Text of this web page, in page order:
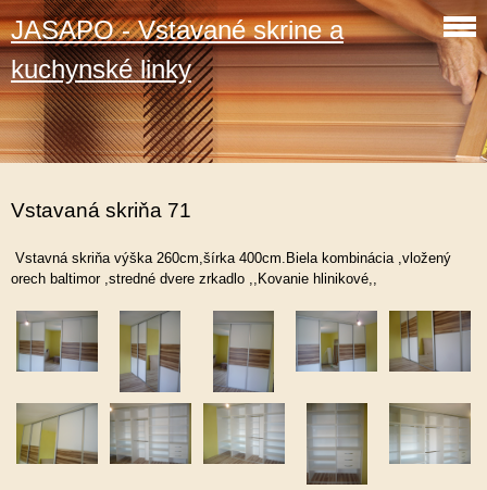
JASAPO - Vstavané skrine a
kuchynské linky
Vstavaná skriňa 71
Vstavná skriňa výška 260cm,šírka 400cm.Biela kombinácia ,vložený
orech baltimor ,stredné dvere zrkadlo ,,Kovanie hlinikové,,